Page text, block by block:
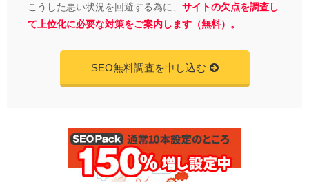
こうした悪い状況を回避する為に、 サイトの欠点を調査し
て上位化に必要な対策をご案内します（無料）。
SEO無料調査を申し込む